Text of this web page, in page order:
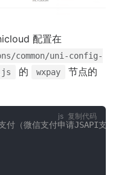
配置在
common/uni-config-
的 wxpay 节点的
（微信支付申请JSAPI支付）
复制代码